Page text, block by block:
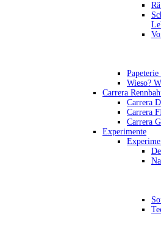
Wieso?
Carrera
Carrera
Carrera
Carrera
Experimente